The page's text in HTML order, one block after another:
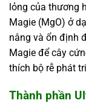
lỏng của thương
Magie (MgO) ở
nâng và ổn định
Magie để cây
thích bộ rễ phát
Thành phần